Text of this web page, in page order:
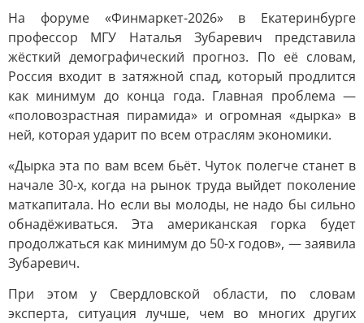
На форуме «Финмаркет-2026» в Екатеринбурге
профессор МГУ Наталья Зубаревич представила
жёсткий демографический прогноз. По её словам,
Россия входит в затяжной спад, который продлится
как минимум до конца года. Главная проблема —
«половозрастная пирамида» и огромная «дырка» в
ней, которая ударит по всем отраслям экономики.
«Дырка эта по вам всем бьёт. Чуток полегче станет в
начале 30-х, когда на рынок труда выйдет поколение
маткапитала. Но если вы молоды, не надо бы сильно
обнадёживаться. Эта американская горка будет
продолжаться как минимум до 50-х годов», — заявила
Зубаревич.
При этом у Свердловской области, по словам
эксперта, ситуация лучше, чем во многих других